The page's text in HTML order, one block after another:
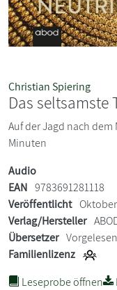
Christian Spiering
Das seltsamste
Auf der Jagd nach
Minuten
Audio
EAN 9783691281118
Veröffentlicht
Verlag/Hersteller
Übersetzer
Familienlizenz
Leseprobe öffnen